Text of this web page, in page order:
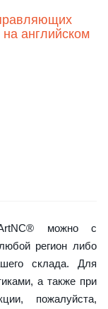
английском
можно с
регион либо
склада. Для
а также при
пожалуйста,